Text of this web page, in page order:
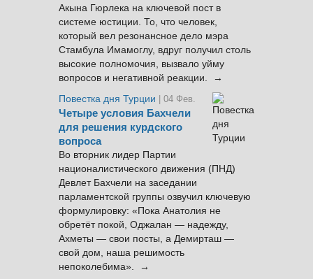
Акына Гюрлека на ключевой пост в
системе юстиции. То, что человек,
который вел резонансное дело мэра
Стамбула Имамоглу, вдруг получил столь
высокие полномочия, вызвало уйму
вопросов и негативной реакции. →
Повестка дня Турции
| 04 Фев.
Четыре условия Бахчели
для решения курдского
вопроса
Во вторник лидер Партии
националистического движения (ПНД)
Девлет Бахчели на заседании
парламентской группы озвучил ключевую
формулировку: «Пока Анатолия не
обретёт покой, Оджалан — надежду,
Ахметы — свои посты, а Демирташ —
свой дом, наша решимость
непоколебима». →